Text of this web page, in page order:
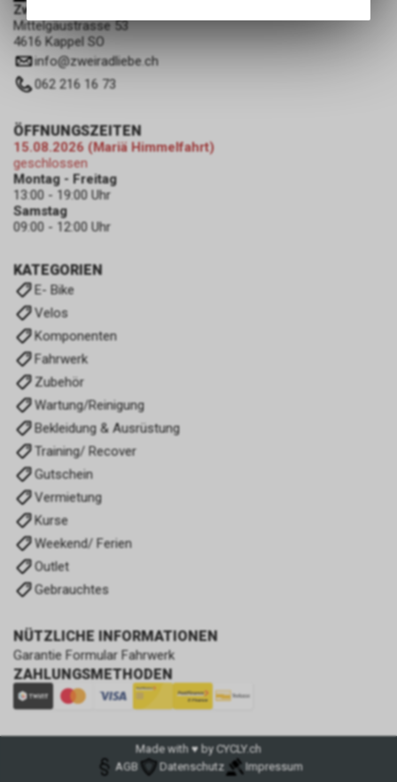
Zweiradliebe GmbH
Mittelgäustrasse 53
4616 Kappel SO
info@zweiradliebe.ch
062 216 16 73
KATEGORIEN
E- Bike
Velos
Komponenten
Fahrwerk
Zubehör
Wartung/Reinigung
Bekleidung & Ausrüstung
Training/ Recover
Gutschein
Vermietung
Kurse
Weekend/ Ferien
Outlet
Gebrauchtes
NÜTZLICHE INFORMATIONEN
Garantie Formular Fahrwerk
ZAHLUNGSMETHODEN
ÖFFNUNGSZEITEN
15.08.2026 (Mariä Himmelfahrt)
geschlossen
Montag - Freitag
13:00 - 19:00 Uhr
Samstag
09:00 - 12:00 Uhr
Made with ♥ by CYCLY.ch
AGB
Datenschutz Impressum
dass die gespeicherten Daten